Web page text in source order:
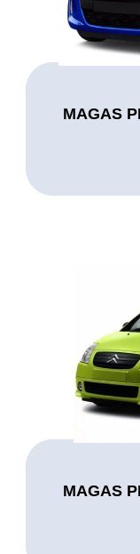
MAGAS
MAGAS